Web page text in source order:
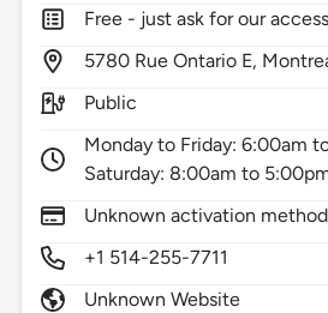
Free - just ask for our
5780 Rue Ontario E,
Public
Monday to Friday: 6:00am
Saturday: 8:00am to
Unknown activation method
+1 514-255-7711
Unknown Website